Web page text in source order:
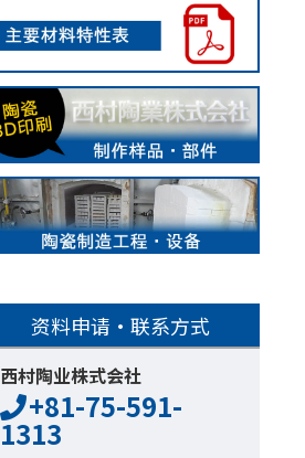
资料申请・联系方式
西村陶业株式会社
+81-75-591-
1313